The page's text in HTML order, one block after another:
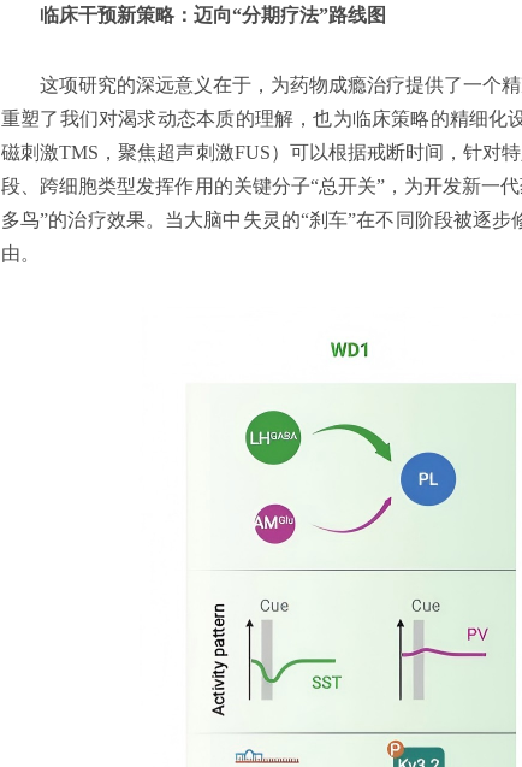
临床干预新策略：迈向“分期疗法”路线图
这项研究的深远意义在于，为药物成瘾治疗提供了一个
重塑了我们对渴求动态本质的理解，也为临床策略的精细
磁刺激TMS，聚焦超声刺激FUS）可以根据戒断时间，针对
段、跨细胞类型发挥作用的关键分子“总开关”，为开发新一
多鸟”的治疗效果。当大脑中失灵的“刹车”在不同阶段被逐
由。